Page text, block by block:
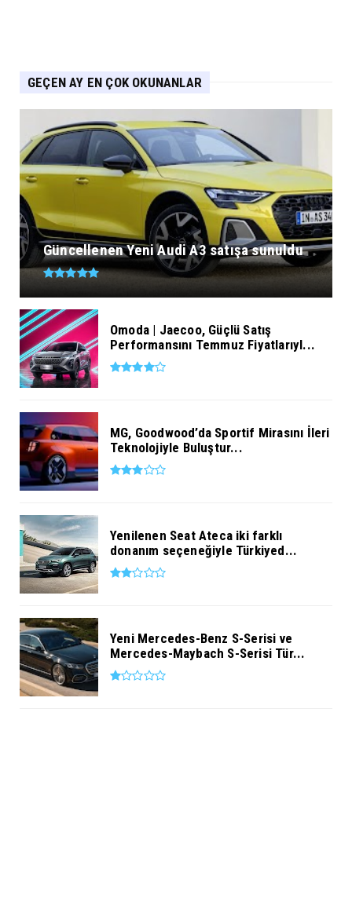
GEÇEN AY EN ÇOK OKUNANLAR
Güncellenen Yeni Audi A3 satışa sunuldu
Omoda | Jaecoo, Güçlü Satış
Performansını Temmuz Fiyatlarıyl...
MG, Goodwood’da Sportif Mirasını İleri
Teknolojiyle Buluştur...
Yenilenen Seat Ateca iki farklı
donanım seçeneğiyle Türkiyed...
Yeni Mercedes-Benz S-Serisi ve
Mercedes-Maybach S-Serisi Tür...